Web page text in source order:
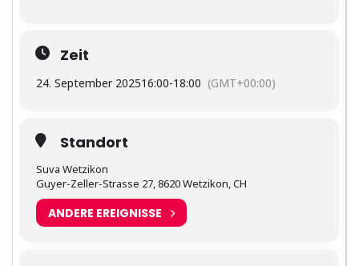
Zeit
24. September 202516:00-18:00 (GMT+00:00)
Standort
Suva Wetzikon
Guyer-Zeller-Strasse 27, 8620 Wetzikon, CH
ANDERE EREIGNISSE